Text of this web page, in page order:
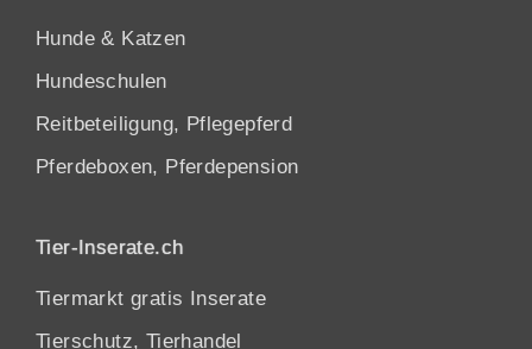
Hunde & Katzen
Hundeschulen
Reitbeteiligung, Pflegepferd
Pferdeboxen, Pferdepension
Tier-Inserate.ch
Tiermarkt gratis Inserate
Tierschutz, Tierhandel